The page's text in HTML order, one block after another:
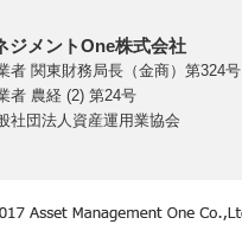
ジメントOne株式会社
者 関東財務局長（金商）第324号
者 農経 (2) 第24号
社団法人資産運用業協会